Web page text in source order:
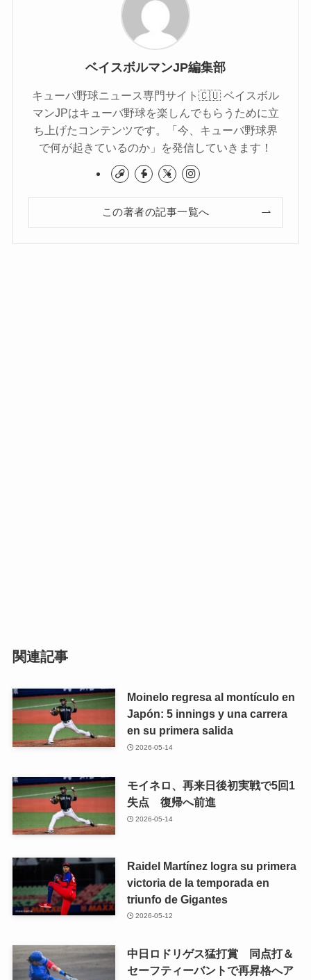
ベイスボルマンJP編集部
キューバ野球ニュース専門サイト🇨🇺 ベイスボル
マンJPはキューバ野球を楽しんでもらうために立
ち上げたコンテンツです。「今、キューバ野球界
で何が起きているのか」を発信していきます！
この著者の記事一覧へ
関連記事
Moinelo regresa al montículo en
Japón: 5 innings y una carrera
en su primera salida
2026-05-14
モイネロ、再来日後初実戦で5回1
失点 復帰へ前進
2026-05-14
Raidel Martínez logra su primera
victoria de la temporada en
triunfo de Gigantes
2026-05-12
中日ロドリゲス猛打賞 同点打＆
セーフティーバントで再昇格へア